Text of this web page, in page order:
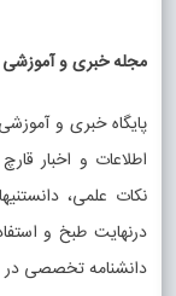
مجله خبری و
پایگاه خبری و
اطلاعات و اخبار
نکات علمی،
درنهایت طبخ و
دانشنامه تخصصی